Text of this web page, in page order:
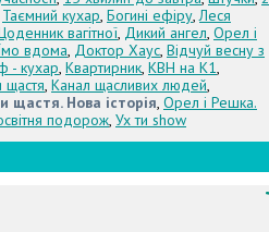
Таємний кухар, Богині ефіру,Леся
вагітної, Дикий ангел, Орел і
вдома, Доктор Хаус, Відчуй весну з
- кухар, Квартирник, КВН на К1,
щастя, Канал щасливих людей,
щастя. Нова історія, Орел і Решка.
подорож, Ух ти show